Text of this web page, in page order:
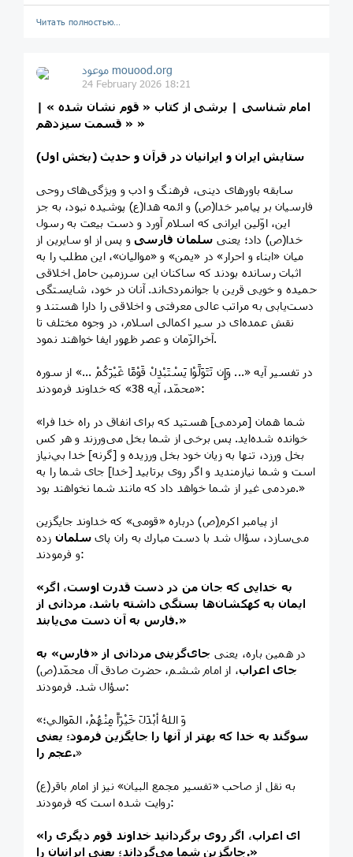
Читать полностью…
موعود mouood.org
24 February 2026 18:21
امام‌ شناسی | برشی از کتاب « قوم نشان شده » |
« قسمت سیزدهم »
ستايش ايران و ايرانيان در قرآن و حديث (بخش اول)
سابقه باورهای دينی، فرهنگ و ادب و ويژگی‌های روحی
فارسيان بر پيامبر خدا(ص) و ائمه هدا(ع) پوشيده نبود، به جز
اين، اوّلين ايرانی كه اسلام آورد و دست بيعت به رسول
خدا(ص) داد؛ يعنی سلمان فارسیو پس از او سايرين از
ميان «ابناء و احرار» در «يمن» و «مواليان»، اين مطلب را به
اثبات رسانده بودند كه ساكنان اين سرزمين حامل اخلاقی
حميده و خويی قرين با جوانمردی‌اند. آنان در خود، شايستگی
دست‌يابی به مراتب عالی معرفتی و اخلاقی را دارا هستند و
نقش عمده‌ای در سير اكمالی اسلام، در وجوه مختلف تا
آخرالزّمان و عصر ظهور ايفا خواهند نمود.
در تفسير آيه «... وَإِن تَتَوَلَّوْا يَسْتَبْدِلْ قَوْمًا غَيْرَكُمْ ...» از سوره
«محمّد، آيه 38» كه خداوند فرمودند:
«شما همان [مردمی] هستيد كه برای انفاق در راه خدا فرا
خوانده شده‌ايد. پس برخی از شما بخل می‌ورزند و هر كس
بخل ورزد، تنها به زيان خود بخل ورزيده و [گرنه] خدا بي‌نياز
است و شما نيازمنديد و اگر روی برتابيد [خدا] جای شما را به
مردمی غير از شما خواهد داد كه مانند شما نخواهند بود.»
از پيامبر اكرم(ص) درباره «قومی» كه خداوند جايگزين
می‌سازد، سؤال شد با دست مبارك به ران پایسلمان زده
و فرمودند:
«به خدايی كه جان من در دست قدرت اوست، اگر
ايمان به كهكشان‌ها بستگی داشته باشد، مردانی از
فارس به آن دست می‌يابند.»
در همين باره، يعنی جای‌گزينی مردانی از «فارس» به
جای اعراب، از امام ششم، حضرت صادق آل محمّد(ص)
سؤال شد. فرمودند:
«وَ اللهُ أبْدَلَ خَيْرَاً مِنْهُمْ، المَوالي؛
سوگند به خدا كه بهتر از آنها را جايگزين فرمود؛ يعنی
عجم را.»
به نقل از صاحب «تفسير مجمع البيان» نيز از امام باقر(ع)
روايت شده است كه فرمودند:
«ای اعراب، اگر روی برگردانيد خداوند قوم ديگری را
جايگزين شما می‌گرداند؛ يعنی ايرانيان را.»